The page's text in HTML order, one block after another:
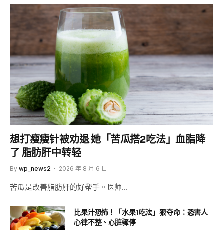
想打瘦瘦针被劝退 她「苦瓜搭2吃法」血脂降
了 脂肪肝中转轻
By wp_news2 2026 年 8 月 6 日
苦瓜是改善脂肪肝的好帮手。医师…
比果汁恐怖！「水果1吃法」狠夺命：恐害人
心律不整、心脏骤停